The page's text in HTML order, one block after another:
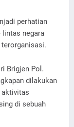
perhatian
lintas negara
Brigjen Pol.
dilakukan
aktivitas
di sebuah